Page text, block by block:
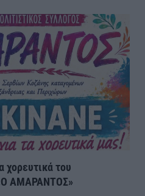
χορευτικά του
ΑΜΑΡΑΝΤΟΣ»